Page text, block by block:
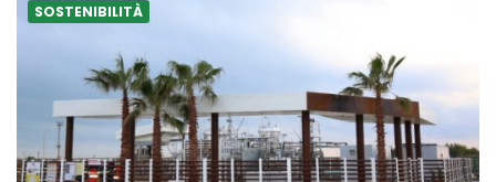
SOSTENIBILITÀ